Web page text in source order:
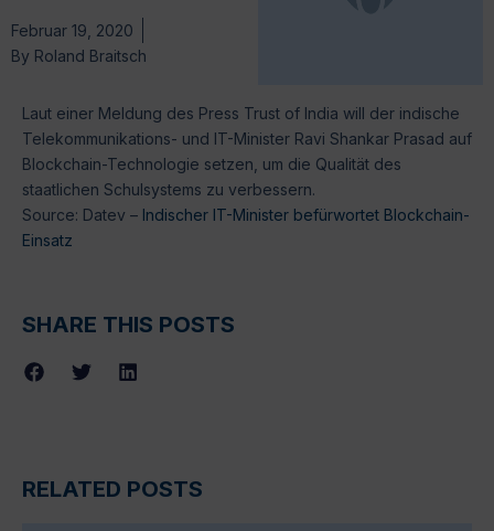
Februar 19, 2020
By Roland Braitsch
Laut einer Meldung des Press Trust of India will der indische
Telekommunikations- und IT-Minister Ravi Shankar Prasad auf
Blockchain-Technologie setzen, um die Qualität des
staatlichen Schulsystems zu verbessern.
Source: Datev – Indischer IT-Minister befürwortet Blockchain-
Einsatz
SHARE THIS POSTS
RELATED POSTS